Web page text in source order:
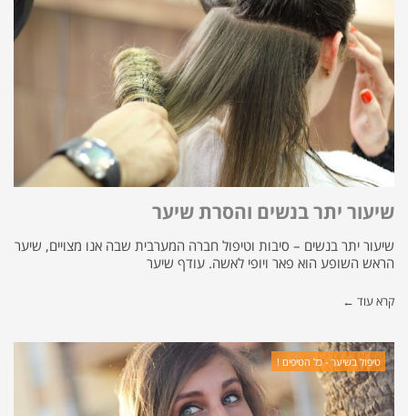
שיעור יתר בנשים והסרת שיער
שיעור יתר בנשים – סיבות וטיפול חברה המערבית שבה אנו מצויים, שיער
הראש השופע הוא פאר ויופי לאשה. עודף שיער
קרא עוד ←
טיפול בשיער - כל הטיפים !